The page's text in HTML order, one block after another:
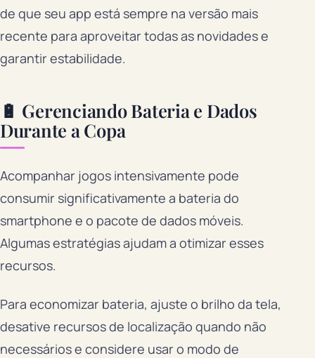
de que seu app está sempre na versão mais
recente para aproveitar todas as novidades e
garantir estabilidade.
🔋 Gerenciando Bateria e Dados
Durante a Copa
Acompanhar jogos intensivamente pode
consumir significativamente a bateria do
smartphone e o pacote de dados móveis.
Algumas estratégias ajudam a otimizar esses
recursos.
Para economizar bateria, ajuste o brilho da tela,
desative recursos de localização quando não
necessários e considere usar o modo de